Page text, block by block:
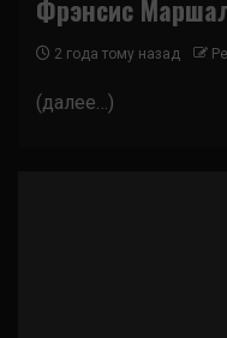
Фрэнсис
2 года тому назад
(далее…)